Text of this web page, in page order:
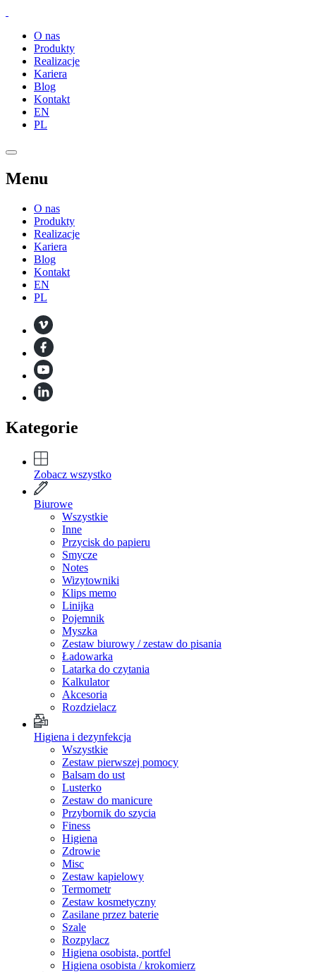
O nas
Produkty
Realizacje
Kariera
Blog
Kontakt
EN
PL
Menu
O nas
Produkty
Realizacje
Kariera
Blog
Kontakt
EN
PL
Kategorie
Zobacz wszystko
Biurowe
Wszystkie
Inne
Przycisk do papieru
Smycze
Notes
Wizytowniki
Klips memo
Linijka
Pojemnik
Myszka
Zestaw biurowy / zestaw do pisania
Ładowarka
Latarka do czytania
Kalkulator
Akcesoria
Rozdzielacz
Higiena i dezynfekcja
Wszystkie
Zestaw pierwszej pomocy
Balsam do ust
Lusterko
Zestaw do manicure
Przybornik do szycia
Finess
Higiena
Zdrowie
Misc
Zestaw kapielowy
Termometr
Zestaw kosmetyczny
Zasilane przez baterie
Szale
Rozpylacz
Higiena osobista, portfel
Higiena osobista / krokomierz